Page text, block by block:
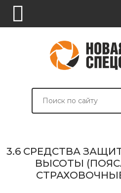
СПЕЦОДЕЖДА
СПЕЦОБУВЬ
СРЕДСТВА
ВСПОМОГАТЕЛЬНЫЕ
БРЕНДИРОВАНИЕ
3.6 СРЕДСТВА
ВЫСОТЫ